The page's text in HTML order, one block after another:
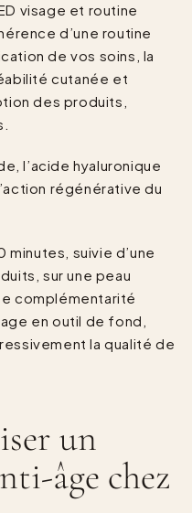
visage et routine
d’une routine
de vos soins, la
cutanée et
des produits,
l’acide hyaluronique
régénérative du
minutes, suivie d’une
sur une peau
complémentarité
en outil de fond,
la qualité de
un
âge chez